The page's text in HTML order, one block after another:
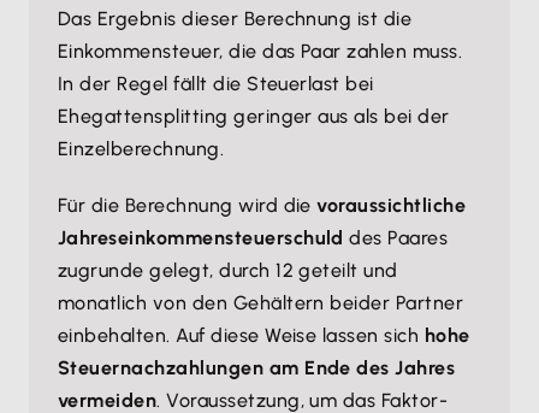
Das Ergebnis dieser Berechnung ist die
Einkommensteuer, die das Paar zahlen muss.
In der Regel fällt die Steuerlast bei
Ehegattensplitting geringer aus als bei der
Einzelberechnung.
Für die Berechnung wird dievoraussichtliche
Jahreseinkommensteuerschuld des Paares
zugrunde gelegt, durch 12 geteilt und
monatlich von den Gehältern beider Partner
einbehalten. Auf diese Weise lassen sich hohe
Steuernachzahlungen am Ende des Jahres
vermeiden. Voraussetzung, um das Faktor-